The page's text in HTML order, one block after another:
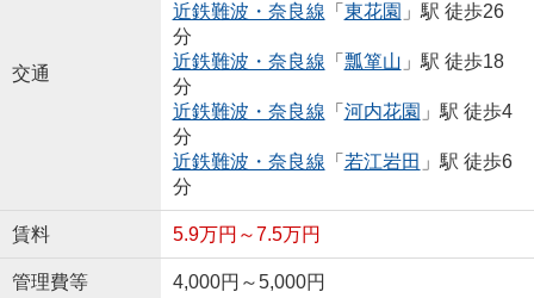
交通
近鉄難波・奈良線 「 東花園 」駅 徒歩26
分
近鉄難波・奈良線 「 瓢箪山 」駅 徒歩18
分
近鉄難波・奈良線 「 河内花園 」駅 徒歩4
分
近鉄難波・奈良線 「 若江岩田 」駅 徒歩6
分
賃料 5.9万円～7.5万円
管理費等 4,000円～5,000円